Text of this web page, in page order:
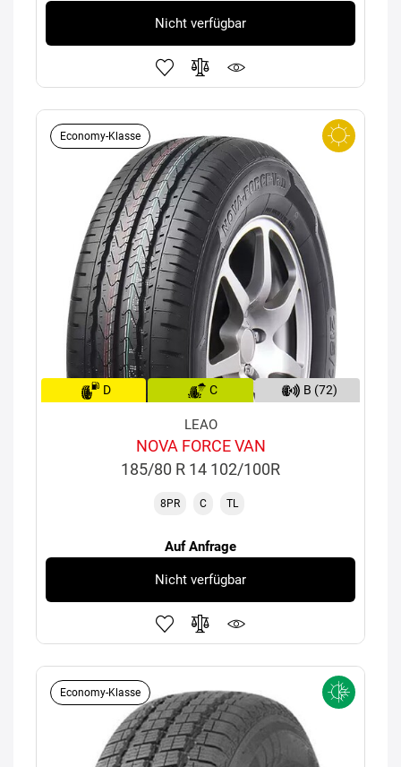
Nicht verfügbar
Economy-Klasse
D C B (72)
LEAO
NOVA FORCE VAN
185/80 R 14 102/100R
8PR C TL
Auf Anfrage
Nicht verfügbar
Economy-Klasse